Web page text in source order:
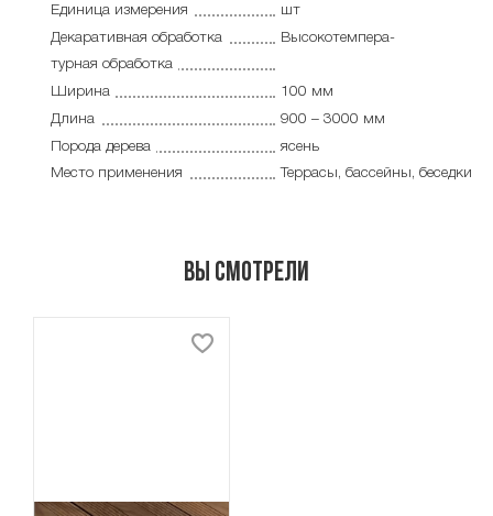
Единица измерения
шт
Декаративная обработка
Высокотемпера-
турная обработка
Ширина
100 мм
Длина
900 – 3000 мм
Порода дерева
ясень
Место применения
Террасы, бассейны, беседки
Вы смотрели